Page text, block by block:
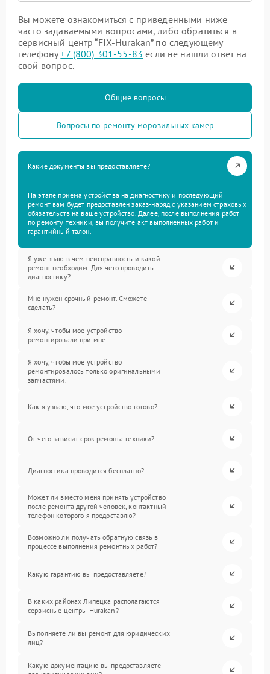
Вы можете ознакомиться с приведенными ниже
часто задаваемыми вопросами, либо обратиться в
сервисный центр “FIX-Hurakan” по следующему
телефону+7 (800) 301-55-83 если не нашли ответ на
свой вопрос.
Общие вопросы
Вопросы по ремонту морозильных камер
Какие документы вы предоставляете?
На этапе приема устройства на диагностику и последующий
ремонт вам будет предоставлен заказ-наряд с указанием страховых
обязательств на ваше устройство. Далее, после выполнения работ
по ремонту техники, вы получите акт выполненных работ и
гарантийный талон.
Я уже знаю в чем неисправность и какой
ремонт необходим. Для чего проводить
диагностику?
Мне нужен срочный ремонт. Сможете
сделать?
Я хочу, чтобы мое устройство
ремонтировали при мне.
Я хочу, чтобы мое устройство
ремонтировалось только оригинальными
запчастями.
Как я узнаю, что мое устройство готово?
От чего зависит срок ремонта техники?
Диагностика проводится бесплатно?
Может ли вместо меня принять устройство
после ремонта другой человек, контактный
телефон которого я предоставлю?
Возможно ли получать обратную связь в
процессе выполнения ремонтных работ?
Какую гарантию вы предоставляете?
В каких районах Липецка располагаются
сервисные центры Hurakan?
Выполняете ли вы ремонт для юридических
лиц?
Какую документацию вы предоставляете